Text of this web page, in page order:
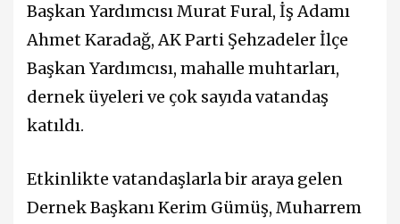
Başkan Yardımcısı Murat Fural, İş Adamı
Ahmet Karadağ, AK Parti Şehzadeler İlçe
Başkan Yardımcısı, mahalle muhtarları,
dernek üyeleri ve çok sayıda vatandaş
katıldı.
Etkinlikte vatandaşlarla bir araya gelen
Dernek Başkanı Kerim Gümüş, Muharrem